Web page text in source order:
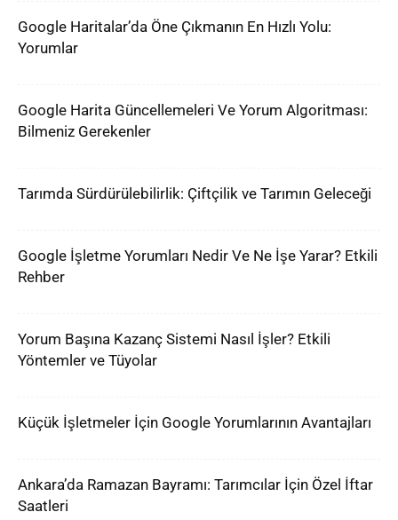
Google Haritalar’da Öne Çıkmanın En Hızlı Yolu:
Yorumlar
Google Harita Güncellemeleri Ve Yorum Algoritması:
Bilmeniz Gerekenler
Tarımda Sürdürülebilirlik: Çiftçilik ve Tarımın Geleceği
Google İşletme Yorumları Nedir Ve Ne İşe Yarar? Etkili
Rehber
Yorum Başına Kazanç Sistemi Nasıl İşler? Etkili
Yöntemler ve Tüyolar
Küçük İşletmeler İçin Google Yorumlarının Avantajları
Ankara’da Ramazan Bayramı: Tarımcılar İçin Özel İftar
Saatleri